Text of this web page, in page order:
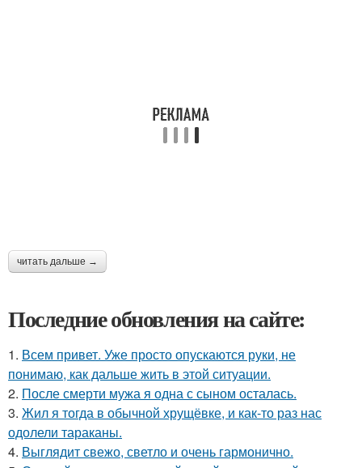
читать дальше →
Последние обновления на сайте:
1. Всем привет. Уже просто опускаются руки, не
понимаю, как дальше жить в этой ситуации.
2. После смерти мужа я одна с сыном осталась.
3. Жил я тогда в обычной хрущёвке, и как-то раз нас
одолели тараканы.
4. Выглядит свежо, светло и очень гармонично.